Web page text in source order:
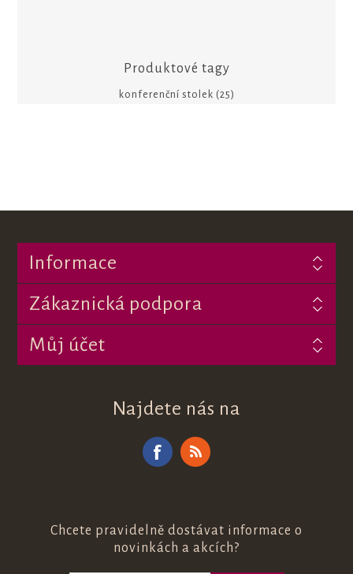
Produktové tagy
konferenční stolek (25)
Informace
Zákaznická podpora
Můj účet
Najdete nás na
Chcete pravidelně dostávat informace o
novinkách a akcích?